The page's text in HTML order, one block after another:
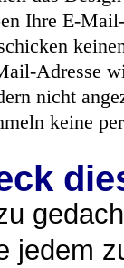
Ihre E-
Adresse
nicht
keine
jedem